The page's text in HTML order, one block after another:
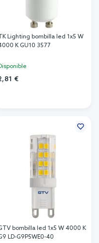
TK Lighting bombilla led 1x5 W
K GU10 3577
€
bombilla led 1x5 W 4000 K
LD-G9P5WE0-40